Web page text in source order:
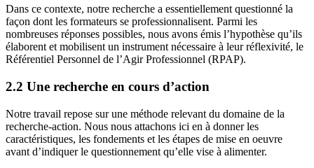
Dans ce contexte, notre recherche a essentiellement questionné la
façon dont les formateurs se professionnalisent. Parmi les
nombreuses réponses possibles, nous avons émis l’hypothèse qu’ils
élaborent et mobilisent un instrument nécessaire à leur réflexivité, le
Référentiel Personnel de l’Agir Professionnel (RPAP).
2.2 Une recherche en cours d’action
Notre travail repose sur une méthode relevant du domaine de la
recherche-action. Nous nous attachons ici en à donner les
caractéristiques, les fondements et les étapes de mise en oeuvre
avant d’indiquer le questionnement qu’elle vise à alimenter.